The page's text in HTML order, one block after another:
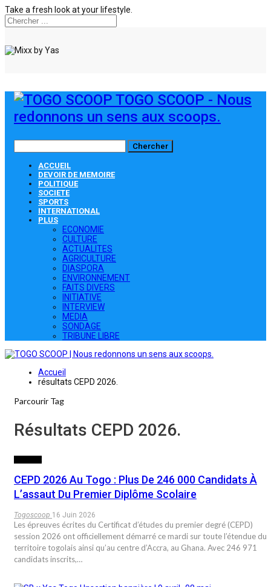
Take a fresh look at your lifestyle.
TOGO SCOOP - Nous
redonnons un sens aux scoops.
ACCUEIL
DEVOIR DE MEMOIRE
POLITIQUE
SOCIETE
SPORTS
INTERNATIONAL
PLUS
ECONOMIE
CULTURE
ACTUALITES
AGRICULTURE
DIASPORA
ENVIRONNEMENT
FAITS DIVERS
INITIATIVE
INTERVIEW
MEDIA
SONDAGE
TRIBUNE LIBRE
Accueil
résultats CEPD 2026.
Parcourir Tag
Résultats CEPD 2026.
CEPD 2026 Au Togo : Plus De 246 000 Candidats À
L’assaut Du Premier Diplôme Scolaire
Togoscoop 16 Juin 2026
Les épreuves écrites du Certificat d’études du premier degré (CEPD)
session 2026 ont officiellement démarré ce mardi sur toute l’étendue du
territoire togolais ainsi qu’au centre d’Accra, au Ghana. Avec 246 971
candidats inscrits,…